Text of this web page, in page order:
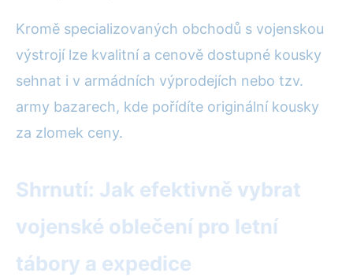
Kromě specializovaných obchodů s vojenskou
výstrojí lze kvalitní a cenově dostupné kousky
sehnat i v armádních výprodejích nebo tzv.
army bazarech, kde pořídíte originální kousky
za zlomek ceny.
Shrnutí: Jak efektivně vybrat
vojenské oblečení pro letní
tábory a expedice